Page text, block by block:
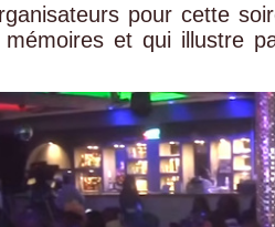
pour cette
et qui illustre